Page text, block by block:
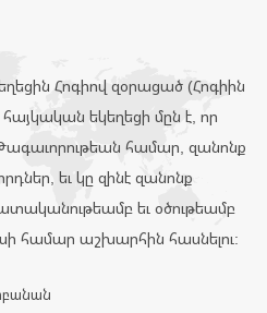
Հոգիով զօրացած (Հոգիին
հայկական եկեղեցի մըն է, որ
համար, զանոնք
եւ կը զինէ զանոնք
եւ օծութեամբ
համար աշխարհին հասնելու: